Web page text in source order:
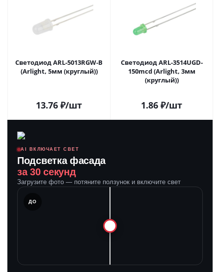
Светодиод ARL-5013RGW-B
(Arlight, 5мм (круглый))
13.76 ₽/шт
Светодиод ARL-3514UGD-
150mcd (Arlight, 3мм
(круглый))
1.86 ₽/шт
AI ВКЛЮЧАЕТ СВЕТ
Подсветка фасада
за 30 секунд
Загрузите фото — потяните ползунок и включите свет
ДО